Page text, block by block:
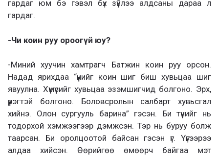
гардаг юм бэ гэвэл бүх зүйлээ алдсаны дараа л
гардаг.
-Чи коин руу ороогүй юу?
-Миний хуучин хамтрагч Батжин коин руу орсон.
Надад ярихдаа “үүнийг коин шиг биш хувьцаа шиг
явуулна. Хүмүүсийг хувьцаа эзэмшигчид болгоно. Эрх,
үүрэгтэй болгоно. Боловсролын салбарт хувьсгал
хийнэ. Олон сургууль барина” гэсэн. Би түүнийг нь
тодорхой хэмжээгээр дэмжсэн. Тэр нь буруу болж
таарсан. Би оролцоотой байсан гэсэн үг. Үүгээрээ
алдаа хийсэн. Өөрийгөө өмөөрч байгаа мэт